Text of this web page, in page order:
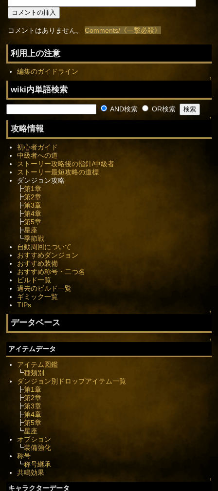
コメントはありません。Comments/《一撃必殺》
利用上の注意
編集のガイドライン
↑
wiki内単語検索
AND検索 OR検索
↑
攻略情報
初心者ガイド
中級者への道
ストーリー攻略後の指針/中級者
ストーリー最短攻略の道標
ダンジョン攻略
┣第1章
┣第2章
┣第3章
┣第4章
┣第5章
┣星座
┗季節戦
自動周回について
おすすめダンジョン
おすすめ装備
おすすめ称号・二つ名
ビルド一覧
過去のビルド一覧
ギミック一覧
TIPs
↑
データベース
↑
アイテムデータ
アイテム図鑑
┗種類別
ダンジョン別ドロップアイテム一覧
┣第1章
┣第2章
┣第3章
┣第4章
┣第5章
┗星座
オプション
┗装備強化
称号
┗称号継承
共鳴効果
↑
キャラクターデータ